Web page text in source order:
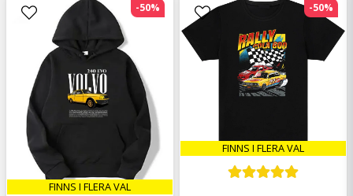
FINNS I FLERA VAL
-50%
FINNS I FLERA VAL
-50%